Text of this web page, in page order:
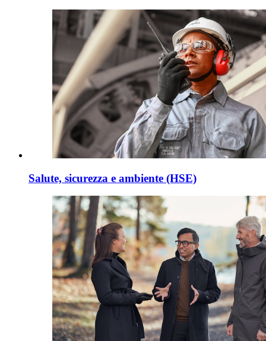
Salute, sicurezza e ambiente (HSE)